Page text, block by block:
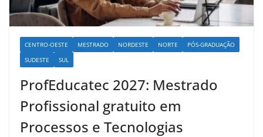
CENTRO-OESTE MESTRADO NORDESTE NORTE
PÓS-GRADUAÇÃO
SUDESTE
SUL
ProfEducatec 2027: Mestrado
Profissional gratuito em
Processos e Tecnologias